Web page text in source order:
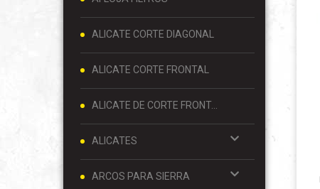
ALICATE CORTE DIAGONAL
ALICATE CORTE FRONTAL
ALICATE DE CORTE FRONTAL 8 PULGADAS
ALICATES
ARCOS PARA SIERRA